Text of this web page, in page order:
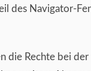
des Navigator-
die Rechte bei